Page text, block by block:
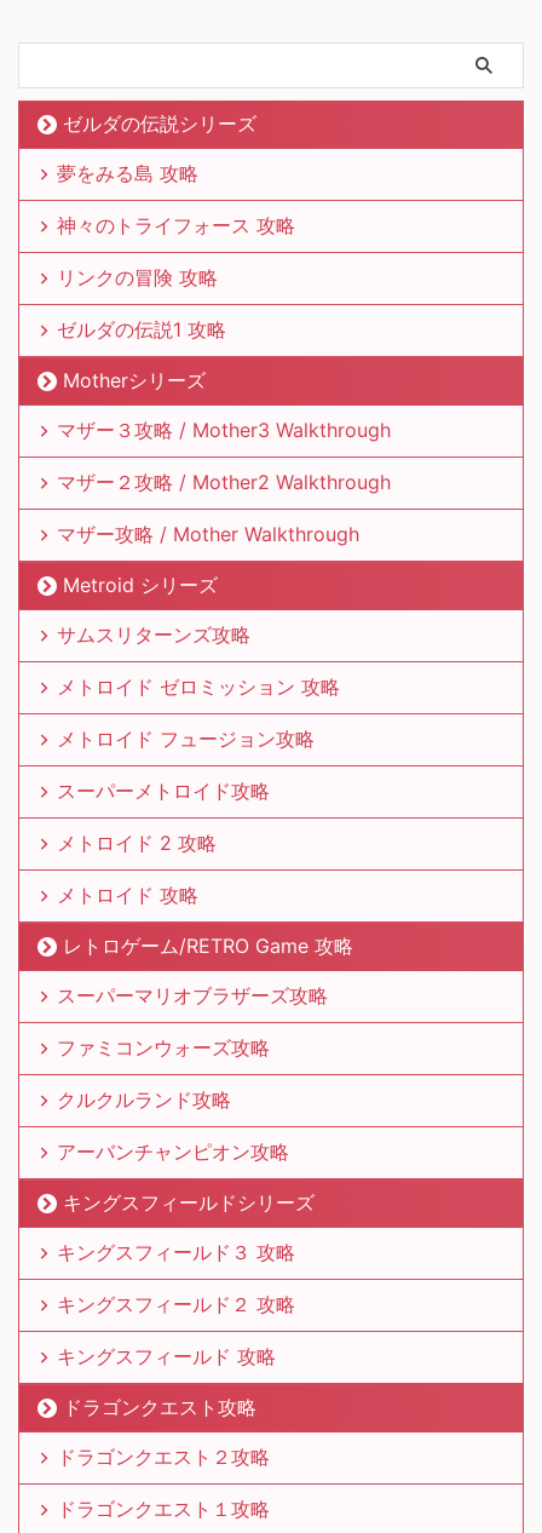
ゼルダの伝説シリーズ
夢をみる島 攻略
神々のトライフォース 攻略
リンクの冒険 攻略
ゼルダの伝説1 攻略
Motherシリーズ
マザー３攻略 / Mother3 Walkthrough
マザー２攻略 / Mother2 Walkthrough
マザー攻略 / Mother Walkthrough
Metroid シリーズ
サムスリターンズ攻略
メトロイド ゼロミッション 攻略
メトロイド フュージョン攻略
スーパーメトロイド攻略
メトロイド 2 攻略
メトロイド 攻略
レトロゲーム/RETRO Game 攻略
スーパーマリオブラザーズ攻略
ファミコンウォーズ攻略
クルクルランド攻略
アーバンチャンピオン攻略
キングスフィールドシリーズ
キングスフィールド３ 攻略
キングスフィールド２ 攻略
キングスフィールド 攻略
ドラゴンクエスト攻略
ドラゴンクエスト２攻略
ドラゴンクエスト１攻略